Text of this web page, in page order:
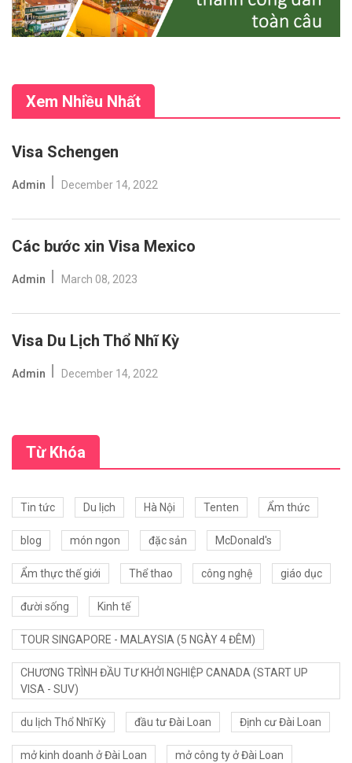
Xem Nhiều Nhất
Visa Schengen
Admin December 14, 2022
Các bước xin Visa Mexico
Admin March 08, 2023
Visa Du Lịch Thổ Nhĩ Kỳ
Admin December 14, 2022
Từ Khóa
Tin tức Du lịch Hà Nội Tenten Ẩm thức
blog món ngon đặc sản McDonald's
Ẩm thực thế giới Thể thao công nghệ giáo dục
đười sống Kinh tế
TOUR SINGAPORE - MALAYSIA (5 NGÀY 4 ĐÊM)
CHƯƠNG TRÌNH ĐẦU TƯ KHỞI NGHIỆP CANADA (START UP
VISA - SUV)
du lịch Thổ Nhĩ Kỳ đầu tư Đài Loan Định cư Đài Loan
mở kinh doanh ở Đài Loan mở công ty ở Đài Loan